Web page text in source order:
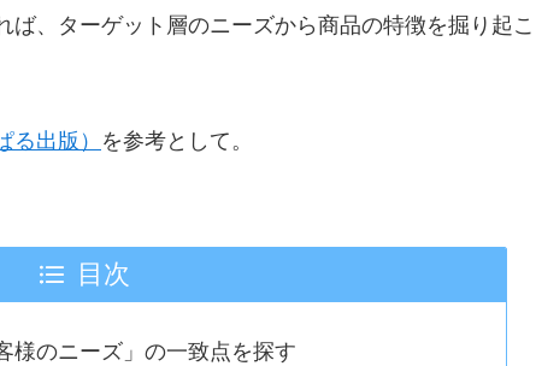
、ターゲット層のニーズから商品の特徴を掘り起こ
出版） を参考として。
目次
様のニーズ」の一致点を探す